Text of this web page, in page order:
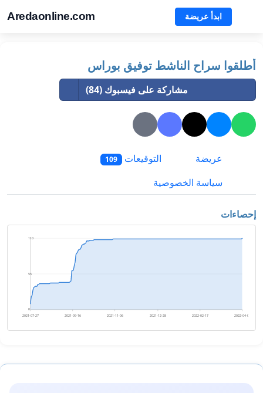
Aredaonline.com ابدأ عريضة
أطلقوا سراح الناشط توفيق بوراس
مشاركة على فيسبوك (84)
عريضة التوقيعات 109
سياسة الخصوصية
إحصاءات
0
55
110
2021-07-27 2021-09-16 2021-11-06 2021-12-28 2022-02-17 2022-04-09